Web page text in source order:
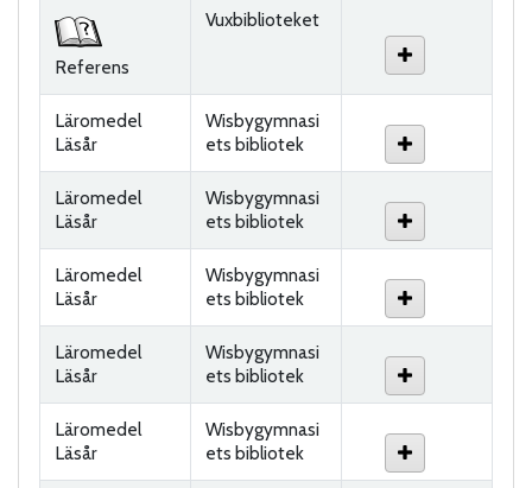
Referens
Vuxbiblioteket
Läromedel
Läsår
Wisbygymnasi
ets bibliotek
Läromedel
Läsår
Wisbygymnasi
ets bibliotek
Läromedel
Läsår
Wisbygymnasi
ets bibliotek
Läromedel
Läsår
Wisbygymnasi
ets bibliotek
Läromedel
Läsår
Wisbygymnasi
ets bibliotek